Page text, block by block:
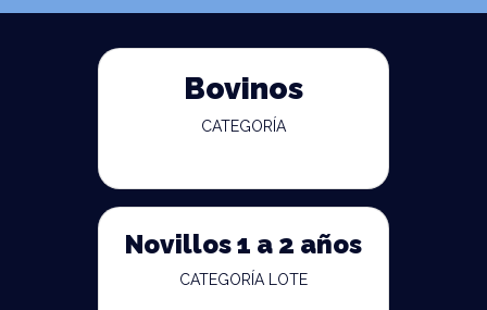
Bovinos
CATEGORÍA
Novillos 1 a 2 años
CATEGORÍA LOTE